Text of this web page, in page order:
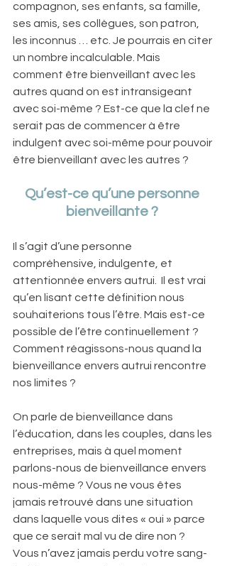
compagnon, ses enfants, sa famille,
ses amis, ses collègues, son patron,
les inconnus … etc. Je pourrais en citer
un nombre incalculable. Mais
comment être bienveillant avec les
autres quand on est intransigeant
avec soi-même ? Est-ce que la clef ne
serait pas de commencer à être
indulgent avec soi-même pour pouvoir
être bienveillant avec les autres ?
Qu’est-ce qu’une personne
bienveillante ?
Il s’agit d’une personne
compréhensive, indulgente, et
attentionnée envers autrui.  Il est vrai
qu’en lisant cette définition nous
souhaiterions tous l’être. Mais est-ce
possible de l’être continuellement ?
Comment réagissons-nous quand la
bienveillance envers autrui rencontre
nos limites ?
On parle de bienveillance dans
l’éducation, dans les couples, dans les
entreprises, mais à quel moment
parlons-nous de bienveillance envers
nous-même ? Vous ne vous êtes
jamais retrouvé dans une situation
dans laquelle vous dites « oui » parce
que ce serait mal vu de dire non ?
Vous n’avez jamais perdu votre sang-